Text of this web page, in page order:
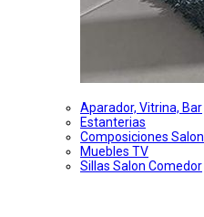
Aparador, Vitrina, Bar
Estanterias
Composiciones Salon
Muebles TV
Sillas Salon Comedor